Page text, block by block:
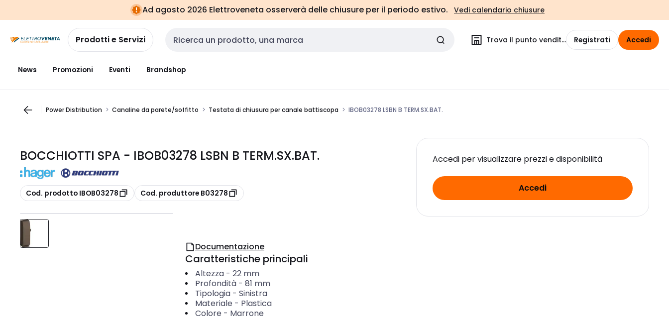
navigazionealla
pagina
Ad agosto 2026 Elettroveneta osserverà delle chiusure per il periodo estivo. Vedi calendario chiusure
Prodotti e Servizi Cerca input Trova il punto vendita Registrati Accedi
News Promozioni Eventi Brandshop
Power Distribution Canaline da parete/soffitto Testata di chiusura per canale battiscopa IBOB03278 LSBN B TERM.SX.BAT.
BOCCHIOTTI SPA - IBOB03278 LSBN B TERM.SX.BAT.
copia
Cod. prodotto IBOB03278 copia
Cod. produttore B03278
Accedi per visualizzare prezzi e disponibilità
Accedi
Documentazione
Caratteristiche principali
Altezza- 22 mm
Profondità- 81 mm
Tipologia- Sinistra
Materiale - Plastica
Colore - Marrone